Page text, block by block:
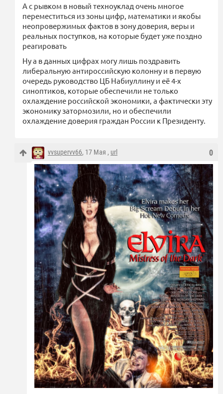
А с рывком в новый техноуклад очень многое
переместиться из зоны цифр, математики и якобы
неопровержимых фактов в зону доверия, веры и
реальных поступков, на которые будет уже поздно
реагировать
Ну а в данных цифрах могу лишь поздравить
либеральную антироссийскую колонну и в первую
очередь руководство ЦБ Набиуллину и её 4-х
синоптиков, которые обеспечили не только
охлаждение российской экономики, а фактически эту
экономику затормозили, но и обеспечили
охлаждение доверия граждан России к Президенту.
0
vvsupervv66, 17 Мая , url